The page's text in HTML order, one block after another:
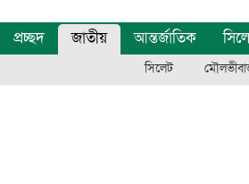
প্রচ্ছদ জাতীয় আন্তর্জাতিক
সিলেট